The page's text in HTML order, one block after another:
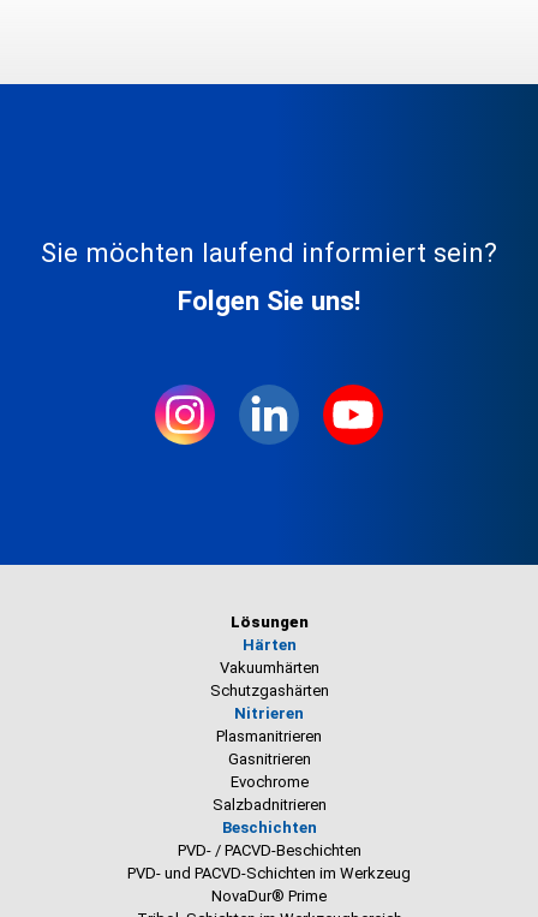
Sie möchten laufend informiert sein?
Folgen Sie uns!
Lösungen
Härten
Vakuumhärten
Schutzgashärten
Nitrieren
Plasmanitrieren
Gasnitrieren
Evochrome
Salzbadnitrieren
Beschichten
PVD- / PACVD-Beschichten
PVD- und PACVD-Schichten im Werkzeug
NovaDur® Prime